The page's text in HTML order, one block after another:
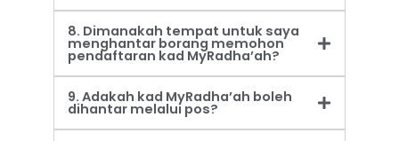
8. Dimanakah tempat untuk saya
menghantar borang memohon
pendaftaran kad MyRadha’ah?
9. Adakah kad MyRadha’ah boleh
dihantar melalui pos?